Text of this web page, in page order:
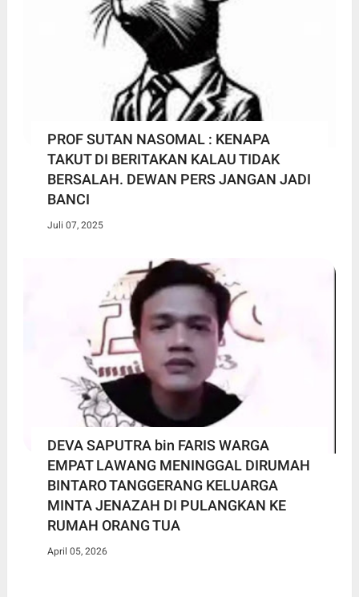
PROF SUTAN NASOMAL : KENAPA
TAKUT DI BERITAKAN KALAU TIDAK
BERSALAH. DEWAN PERS JANGAN JADI
BANCI
Juli 07, 2025
DEVA SAPUTRA bin FARIS WARGA
EMPAT LAWANG MENINGGAL DIRUMAH
BINTARO TANGGERANG KELUARGA
MINTA JENAZAH DI PULANGKAN KE
RUMAH ORANG TUA
April 05, 2026